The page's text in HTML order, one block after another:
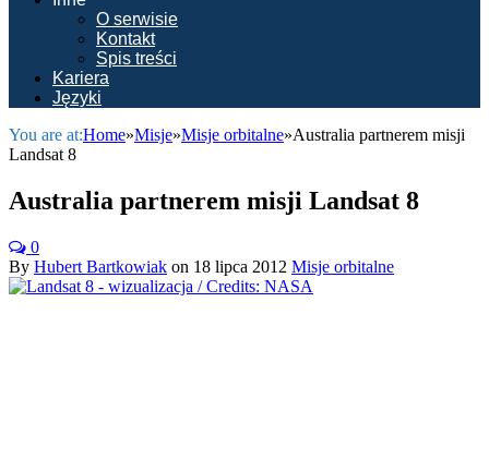
O serwisie
Kontakt
Spis treści
Kariera
Języki
You are at:Home»Misje»Misje orbitalne»Australia partnerem misji
Landsat 8
Australia partnerem misji Landsat 8
0
By Hubert Bartkowiak on 18 lipca 2012 Misje orbitalne